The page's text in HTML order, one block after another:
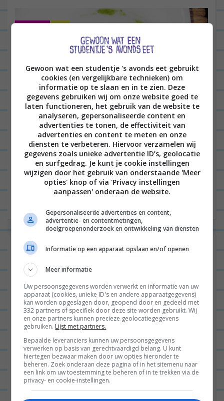
ALGEMEEN 3
Goedenavond! Vanavond heb ik mijn eerste
voorgerechtje uitgeprobeerd voor KERST! 😀
Zoals jullie van me gewend zijn is het makkelijk en
amateur-kok proof, maar het ziet...Lees verder
Lasagne met zalm, spinazie, ricotta
en tomaat
ALGEMEEN 7
Gewoon wat een studentje 's avonds eet gebruikt
cookies (en vergelijkbare technieken) om
informatie op te slaan en in te zien. Deze
gegevens gebruiken wij om onze website goed te
laten functioneren, het gebruik van de website te
analyseren, gepersonaliseerde content en
advertenties te tonen, de effectiviteit van
advertenties en content te meten en onze
diensten te verbeteren. Hiervoor verzamelen wij
gegevens zoals unieke advertentie ID’s, geolocatie
en surfgedrag. Je kunt je cookie instellingen
wijzigen door het gebruik van onderstaande 'Meer
opties' knop of via 'Privacy instellingen
aanpassen' onderaan de website.
Gepersonaliseerde advertenties en content,
advertentie- en contentmetingen,
doelgroepenonderzoek en ontwikkeling van diensten
Informatie op een apparaat opslaan en/of openen
Meer informatie
Uw persoonsgegevens worden verwerkt en informatie van uw
apparaat (cookies, unieke ID's en andere apparaatgegevens)
kan worden opgeslagen door, geopend door en gedeeld met
332 partners of specifiek door deze site worden gebruikt. Wij
en onze partners kunnen precieze geolocatiegegevens
gebruiken. Lijst met partners.
Bepaalde leveranciers kunnen uw persoonsgegevens
verwerken op basis van gerechtvaardigd belang. U kunt
hiertegen bezwaar maken door uw opties hieronder te
beheren. Zoek onderaan deze pagina of in het sitemenu naar
een link om uw toestemming te beheren of in te trekken via de
privacy- en cookie-instellingen.